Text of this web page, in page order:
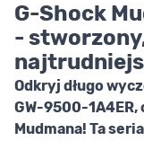
G-Shock
-
Odkryj długo
GW-9500-
Mudmana! Ta